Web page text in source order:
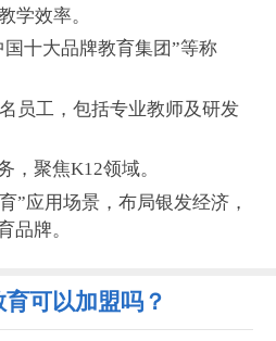
学效率。
国十大品牌教育集团”等称
员工，包括专业教师及研发
，聚焦K12领域。
”应用场景，布局银发经济，
品牌。
可以加盟吗？